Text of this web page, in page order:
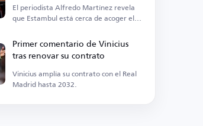
El periodista Alfredo Martínez revela
que Estambul está cerca de acoger el
Primer comentario de Vinicius
tras renovar su contrato
Vinicius amplía su contrato con el Real
Madrid hasta 2032.